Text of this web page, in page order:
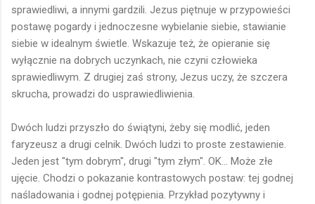
sprawiedliwi, a innymi gardzili. Jezus piętnuje w przypowieści
postawę pogardy i jednoczesne wybielanie siebie, stawianie
siebie w idealnym świetle. Wskazuje też, że opieranie się
wyłącznie na dobrych uczynkach, nie czyni człowieka
sprawiedliwym. Z drugiej zaś strony, Jezus uczy, że szczera
skrucha, prowadzi do usprawiedliwienia.
Dwóch ludzi przyszło do świątyni, żeby się modlić, jeden
faryzeusz a drugi celnik. Dwóch ludzi to proste zestawienie.
Jeden jest "tym dobrym", drugi "tym złym". OK... Może złe
ujęcie. Chodzi o pokazanie kontrastowych postaw: tej godnej
naśladowania i godnej potępienia. Przykład pozytywny i